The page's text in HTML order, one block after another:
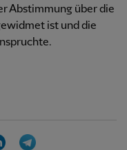
Abstimmung über die
ist und die
LinkedIn